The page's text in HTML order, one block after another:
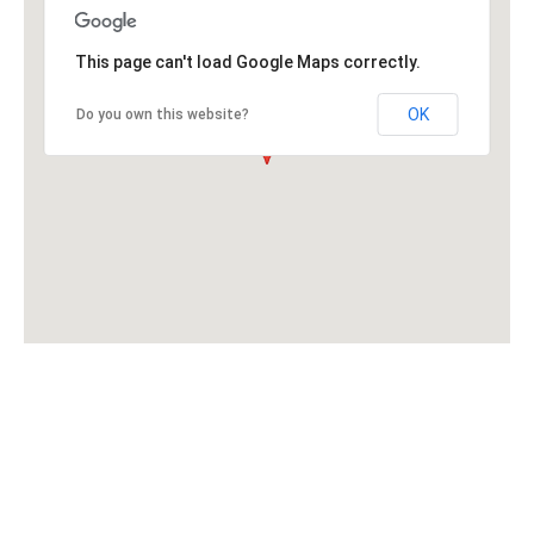
This page can't load Google Maps correctly.
Do you own this website? OK